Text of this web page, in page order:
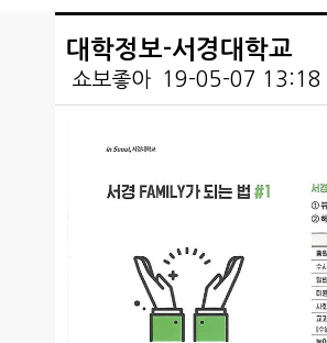
대학정보-서경대학교
쇼보좋아 19-05-07 13:18